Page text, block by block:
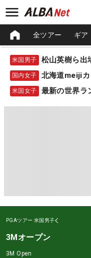
全ツアー ギア
米国男子 松山英樹ら
国内女子 北海道meiji
米国女子 最新の世界ラ
PGAツアー 米国男子
3Mオープン
3M Open